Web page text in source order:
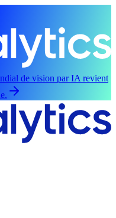
de vision par IA revient